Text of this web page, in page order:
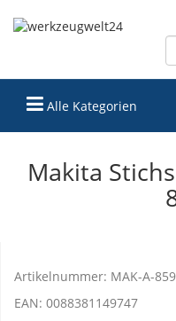
Alle Kategorien
Makita
Artikelnummer: MAK-A-
EAN: 0088381149747